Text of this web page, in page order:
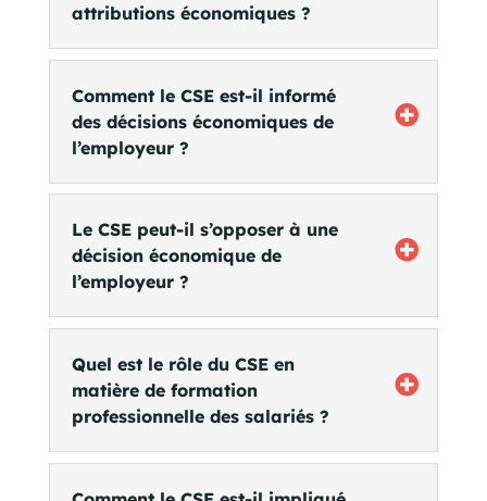
attributions économiques ?
Comment le CSE est-il informé
des décisions économiques de
l’employeur ?
Le CSE peut-il s’opposer à une
décision économique de
l’employeur ?
Quel est le rôle du CSE en
matière de formation
professionnelle des salariés ?